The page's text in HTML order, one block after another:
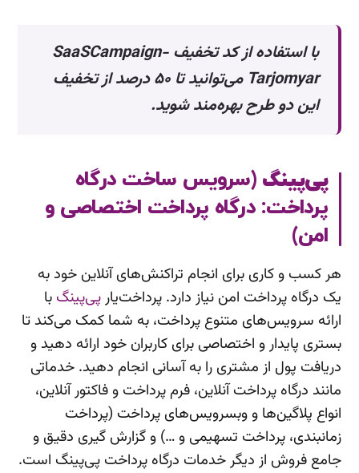
با استفاده از کد تخفیف SaaSCampaign-
Tarjomyar می‌توانید تا ۵۰ درصد از تخفیف
این دو طرح بهره‌مند شوید.
پی‌پینگ (سرویس ساخت درگاه
پرداخت: درگاه پرداخت اختصاصی و
امن)
هر کسب و کاری برای انجام تراکنش‌های آنلاین خود به
یک درگاه پرداخت امن نیاز دارد. پرداخت‌یار پی‌پینگ با
ارائه سرویس‌های متنوع پرداخت، به شما کمک می‌کند تا
بستری پایدار و اختصاصی برای کاربران خود ارائه دهید و
دریافت پول از مشتری را به آسانی انجام دهید. خدماتی
مانند درگاه پرداخت آنلاین، فرم پرداخت و فاکتور آنلاین،
انواع پلاگین‌ها و وبسرویس‌های پرداخت (پرداخت
زمانبندی، پرداخت تسهیمی و …) و گزارش گیری دقیق و
جامع فروش از دیگر خدمات درگاه پرداخت پی‌پینگ است.